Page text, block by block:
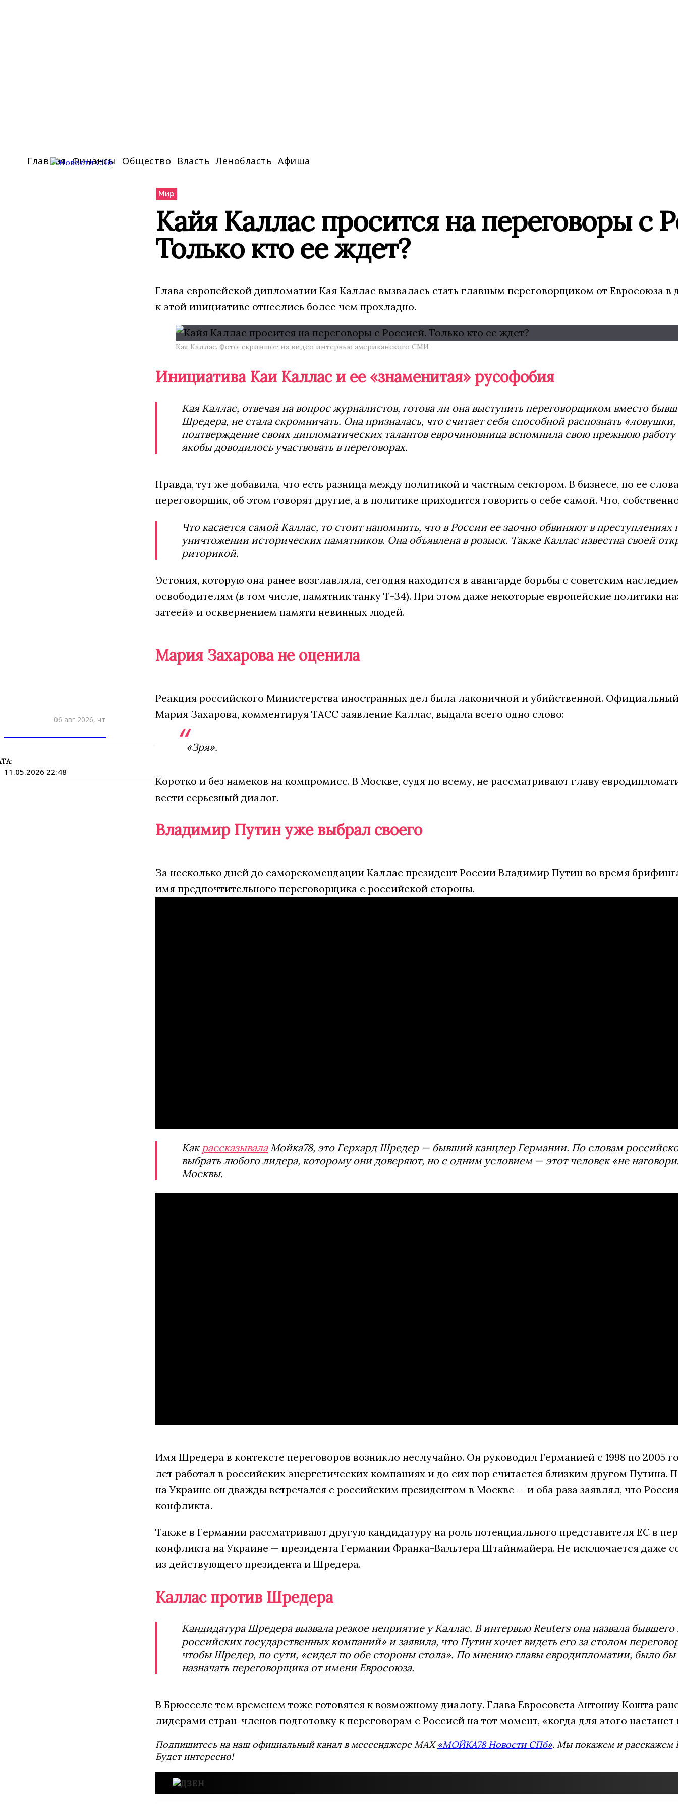
Главная Финансы Общество Власть Ленобласть Афиша
06 авг 2026, чт
11.05.2026 22:48
Мир
Кайя Каллас просится на переговоры с
Только кто ее ждет?
Глава европейской дипломатии Кая Каллас вызвалась стать главным переговорщиком от Евросоюза в
к этой инициативе отнеслись более чем прохладно.
Кая Каллас. Фото: скриншот из видео интервью американского СМИ
Инициатива Каи Каллас и ее «знаменитая» русофобия
Кая Каллас, отвечая на вопрос журналистов, готова ли она выступить переговорщиком вместо
Шредера, не стала скромничать. Она призналась, что считает себя способной распознать
подтверждение своих дипломатических талантов еврочиновница вспомнила свою прежнюю
якобы доводилось участвовать в переговорах.
Правда, тут же добавила, что есть разница между политикой и частным сектором. В бизнесе, по ее
переговорщик, об этом говорят другие, а в политике приходится говорить о себе самой. Что,
Что касается самой Каллас, то стоит напомнить, что в России ее заочно обвиняют в
уничтожении исторических памятников. Она объявлена в розыск. Также Каллас известна своей
риторикой.
Эстония, которую она ранее возглавляла, сегодня находится в авангарде борьбы с советским
освободителям (в том числе, памятник танку Т-34). При этом даже некоторые европейские политики
затеей» и осквернением памяти невинных людей.
Мария Захарова не оценила
Реакция российского Министерства иностранных дел была лаконичной и убийственной.
Мария Захарова, комментируя ТАСС заявление Каллас, выдала всего одно слово:
«Зря».
Коротко и без намеков на компромисс. В Москве, судя по всему, не рассматривают главу
вести серьезный диалог.
Владимир Путин уже выбрал своего
За несколько дней до саморекомендации Каллас президент России Владимир Путин во время
имя предпочтительного переговорщика с российской стороны.
Как рассказывалаМойка78, это Герхард Шредер — бывший канцлер Германии. По словам
выбрать любого лидера, которому они доверяют, но с одним условием — этот человек «не
Москвы.
Имя Шредера в контексте переговоров возникло неслучайно. Он руководил Германией с 1998 по 2005
лет работал в российских энергетических компаниях и до сих пор считается близким другом Путина.
на Украине он дважды встречался с российским президентом в Москве — и оба раза заявлял, что
конфликта.
Также в Германии рассматривают другую кандидатуру на роль потенциального представителя ЕС в
конфликта на Украине — президента Германии Франка-Вальтера Штайнмайера. Не исключается даже
из действующего президента и Шредера.
Каллас против Шредера
Кандидатура Шредера вызвала резкое неприятие у Каллас. В интервью Reuters она назвала
российских государственных компаний» и заявила, что Путин хочет видеть его за столом
чтобы Шредер, по сути, «сидел по обе стороны стола». По мнению главы евродипломатии, было бы
назначать переговорщика от имени Евросоюза.
В Брюсселе тем временем тоже готовятся к возможному диалогу. Глава Евросовета Антониу Кошта
лидерами стран-членов подготовку к переговорам с Россией на тот момент, «когда для этого
Подпишитесь на наш официальный канал в мессенджере MAX«МОЙКА78 Новости СПб». Мы покажем и расскажем
Будет интересно!